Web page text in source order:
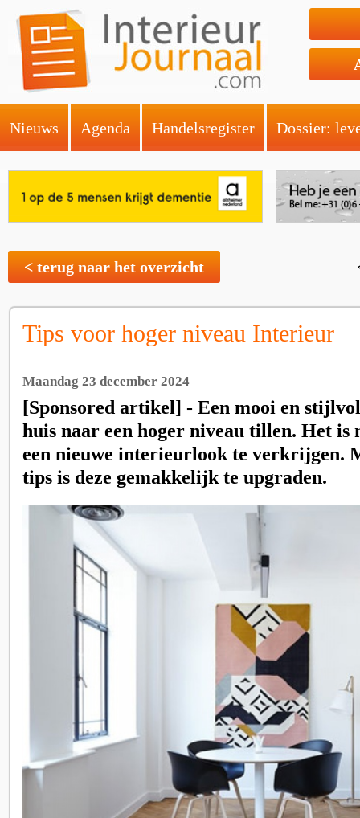
Nieuws Agenda Handelsregister Dossier:
< terug naar het overzicht
Tips voor hoger niveau Interieur
Maandag 23 december 2024
[Sponsored artikel] - Een mooi en
huis naar een hoger niveau tillen. Het
een nieuwe interieurlook te verkrijgen.
tips is deze gemakkelijk te upgraden.